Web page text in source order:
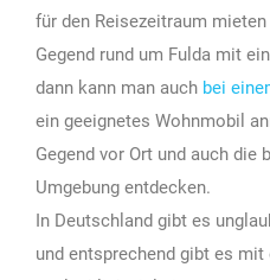
für den Reisezeitraum
Gegend rund um Fulda mit
dann kann man auch bei
ein geeignetes Wohnmobil
Gegend vor Ort und auch die
Umgebung entdecken.
In Deutschland gibt es
und entsprechend gibt es mit